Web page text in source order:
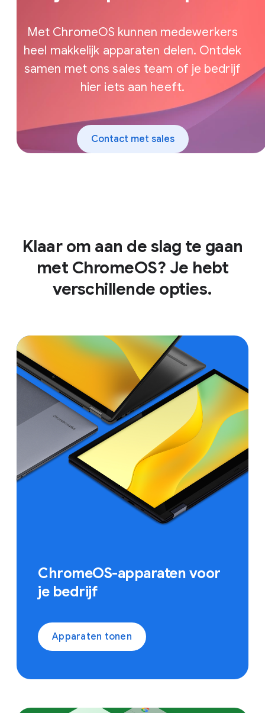
Met ChromeOS kunnen medewerkers
heel makkelijk apparaten delen. Ontdek
samen met ons sales team of je bedrijf
hier iets aan heeft.
Contact met sales
Klaar om aan de slag te gaan
met ChromeOS? Je hebt
verschillende opties.
ChromeOS-apparaten voor
je bedrijf
Apparaten tonen